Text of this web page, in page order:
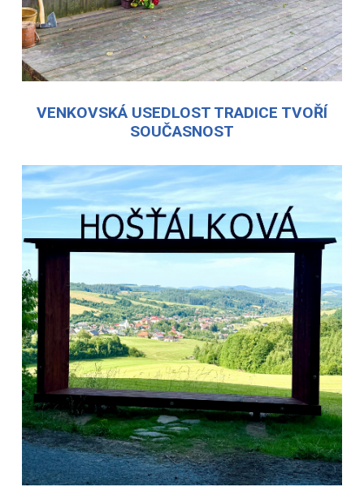
VENKOVSKÁ USEDLOST TRADICE TVOŘÍ
SOUČASNOST